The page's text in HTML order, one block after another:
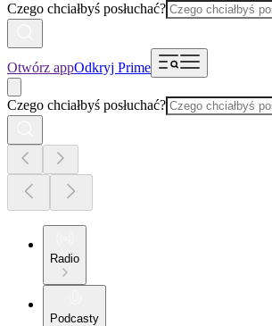
Czego chciałbyś posłuchać?
Otwórz appOdkryj Prime
Czego chciałbyś posłuchać?
Radio
Podcasty